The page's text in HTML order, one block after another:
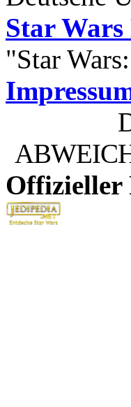
Star
"Star
Offizieller